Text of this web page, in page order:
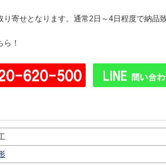
り寄せとなります。通常2日～4日程度で納品
！